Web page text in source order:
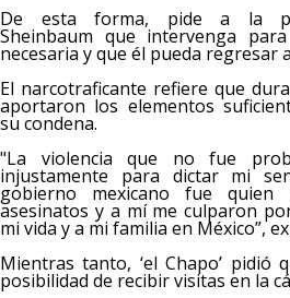
De esta forma, pide a la
Sheinbaum que intervenga
necesaria y que él pueda regresar
El narcotraficante refiere que
aportaron los elementos
su condena.
"La violencia que no fue
injustamente para dictar mi
gobierno mexicano fue
asesinatos y a mí me culparon
mi vida y a mi familia en México”,
Mientras tanto, ‘el Chapo’ pidió
posibilidad de recibir visitas en la